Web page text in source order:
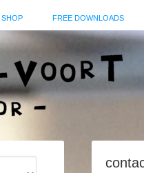
SHOP FREE DOWNLOADS